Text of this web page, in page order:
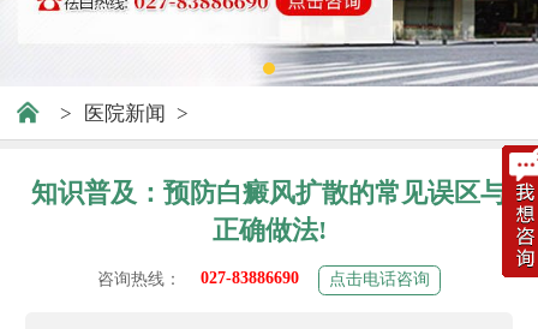
> 医院新闻 >
知识普及：预防白癜风扩散的常见误区与
正确做法!
咨询热线： 027-83886690 点击电话咨询